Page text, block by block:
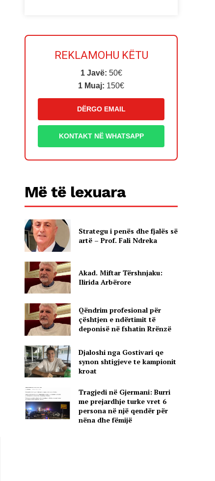
REKLAMOHU KËTU
1 Javë: 50€
1 Muaj: 150€
DËRGO EMAIL
KONTAKT NË WHATSAPP
Më të lexuara
Strategu i penës dhe fjalës së
artë – Prof. Fali Ndreka
Akad. Miftar Tërshnjaku:
Ilirida Arbërore
Qëndrim profesional për
çështjen e ndërtimit të
deponisë në fshatin Rrënzë
Djaloshi nga Gostivari qe
synon shtigjeve te kampionit
kroat
Tragjedi në Gjermani: Burri
me prejardhje turke vret 6
persona në një qendër për
nëna dhe fëmijë